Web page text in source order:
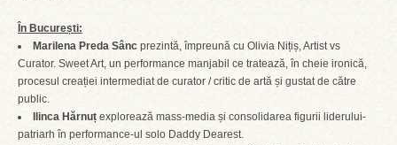
În București:
Marilena Preda Sânc prezintă, împreună cu Olivia Nițiș, Artist vs
Curator. Sweet Art, un performance manjabil ce tratează, în cheie ironică,
procesul creației intermediat de curator / critic de artă și gustat de către
public.
Ilinca Hărnuț explorează mass-media și consolidarea figurii liderului-
patriarh în performance-ul solo Daddy Dearest.